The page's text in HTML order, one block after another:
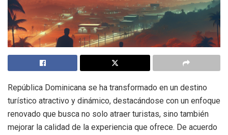
República Dominicana se ha transformado en un destino
turístico atractivo y dinámico, destacándose con un enfoque
renovado que busca no solo atraer turistas, sino también
mejorar la calidad de la experiencia que ofrece. De acuerdo